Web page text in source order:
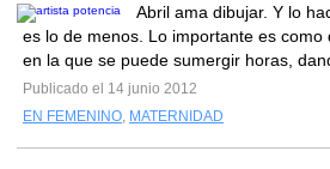
Abril ama dibujar. Y lo
es lo de menos. Lo importante es como
en la que se puede sumergir horas,
Publicado el 14 junio 2012
EN FEMENINO, MATERNIDAD